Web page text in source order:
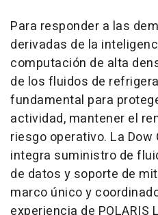
Para responder a las
derivadas de la
computación de alta
de los fluidos de
fundamental para
actividad, mantener el
riesgo operativo. La
integra suministro de
de datos y soporte de
marco único y